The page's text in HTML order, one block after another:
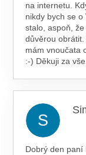
na internetu.
nikdy bych se
stalo, aspoň,
důvěrou
mám vnoučata
:-) Děkuji za
S
Dobrý den paní